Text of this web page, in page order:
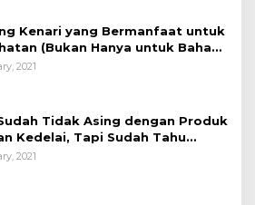
Kenari yang Bermanfaat untuk
(Bukan Hanya untuk Bahan
2021
Tidak Asing dengan Produk
Kedelai, Tapi Sudah Tahu
untuk Kesehatan?
2021